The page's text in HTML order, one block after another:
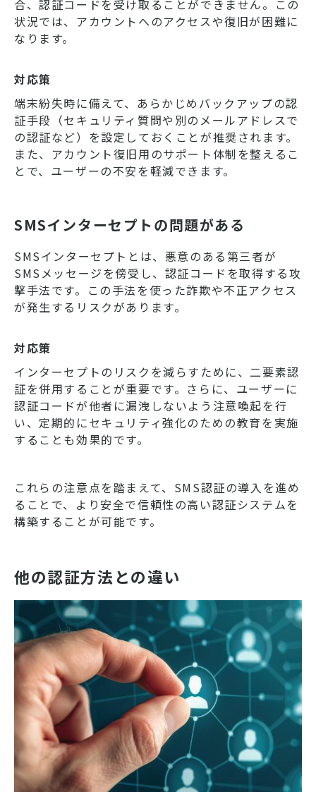
合、認証コードを受け取ることができません。この
状況では、アカウントへのアクセスや復旧が困難に
なります。
対応策
端末紛失時に備えて、あらかじめバックアップの認
証手段（セキュリティ質問や別のメールアドレスで
の認証など）を設定しておくことが推奨されます。
また、アカウント復旧用のサポート体制を整えるこ
とで、ユーザーの不安を軽減できます。
SMSインターセプトの問題がある
SMSインターセプトとは、悪意のある第三者が
SMSメッセージを傍受し、認証コードを取得する攻
撃手法です。この手法を使った詐欺や不正アクセス
が発生するリスクがあります。
対応策
インターセプトのリスクを減らすために、二要素認
証を併用することが重要です。さらに、ユーザーに
認証コードが他者に漏洩しないよう注意喚起を行
い、定期的にセキュリティ強化のための教育を実施
することも効果的です。
これらの注意点を踏まえて、SMS認証の導入を進め
ることで、より安全で信頼性の高い認証システムを
構築することが可能です。
他の認証方法との違い